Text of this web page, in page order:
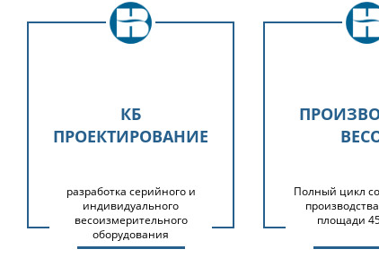
КБ
ПРОЕКТИРОВАНИЕ
разработка серийного и
индивидуального
весоизмерительного
оборудования
Полный цикл
площади